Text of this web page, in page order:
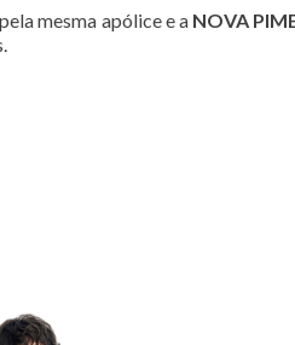
mesma apólice e a NOVA